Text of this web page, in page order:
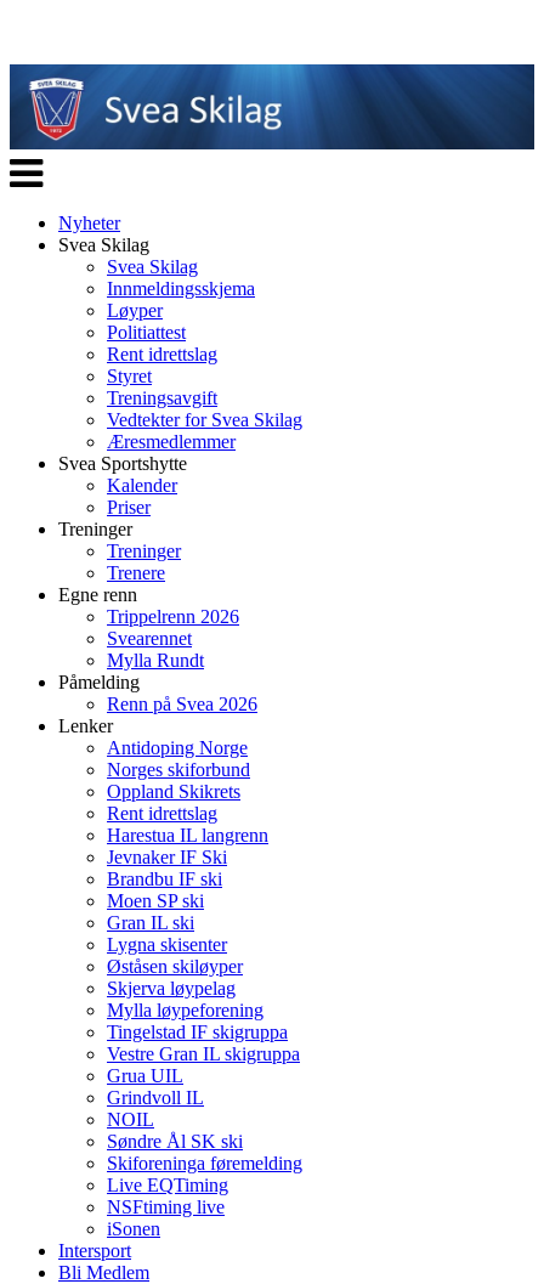
Veksle
navigasjon
Nyheter
Svea Skilag
Svea Skilag
Innmeldingsskjema
Løyper
Politiattest
Rent idrettslag
Styret
Treningsavgift
Vedtekter for Svea Skilag
Æresmedlemmer
Svea Sportshytte
Kalender
Priser
Treninger
Treninger
Trenere
Egne renn
Trippelrenn 2026
Svearennet
Mylla Rundt
Påmelding
Renn på Svea 2026
Lenker
Antidoping Norge
Norges skiforbund
Oppland Skikrets
Rent idrettslag
Harestua IL langrenn
Jevnaker IF Ski
Brandbu IF ski
Moen SP ski
Gran IL ski
Lygna skisenter
Øståsen skiløyper
Skjerva løypelag
Mylla løypeforening
Tingelstad IF skigruppa
Vestre Gran IL skigruppa
Grua UIL
Grindvoll IL
NOIL
Søndre Ål SK ski
Skiforeninga føremelding
Live EQTiming
NSFtiming live
iSonen
Intersport
Bli Medlem